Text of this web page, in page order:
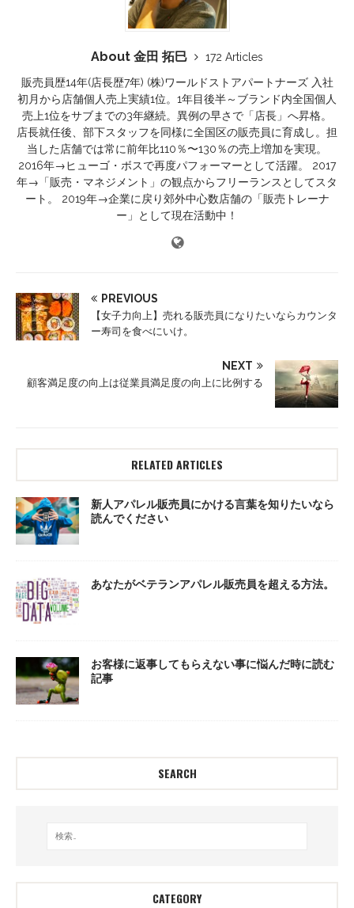
About 金田 拓巳
172 Articles
販売員歴14年(店長歴7年) (株)ワールドストアパートナーズ 入社
初月から店舗個人売上実績1位。1年目後半～ブランド内全国個人
売上1位をサブまでの3年継続。異例の早さで「店長」へ昇格。
店長就任後、部下スタッフを同様に全国区の販売員に育成し。担
当した店舗では常に前年比110％〜130％の売上増加を実現。
2016年→ヒューゴ・ボスで再度パフォーマーとして活躍。 2017
年→「販売・マネジメント」の観点からフリーランスとしてスタ
ート。 2019年→企業に戻り郊外中心数店舗の「販売トレーナ
ー」として現在活動中！
PREVIOUS
【女子力向上】売れる販売員になりたいならカウンタ
ー寿司を食べにいけ。
NEXT
顧客満足度の向上は従業員満足度の向上に比例する
RELATED ARTICLES
新人アパレル販売員にかける言葉を知りたいなら
読んでください
あなたがベテランアパレル販売員を超える方法。
お客様に返事してもらえない事に悩んだ時に読む
記事
SEARCH
CATEGORY